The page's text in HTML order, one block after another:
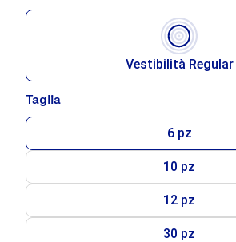
Vestibilità Regular
Taglia
6 pz
10 pz
12 pz
30 pz